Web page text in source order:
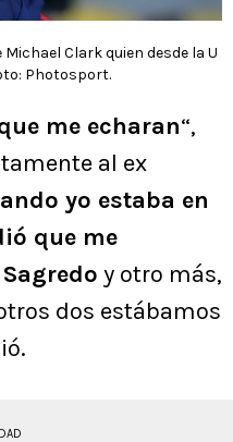
Clark quien desde la U
Photosport.
me echaran“,
al ex
yo estaba en
que me
y otro más,
dos estábamos